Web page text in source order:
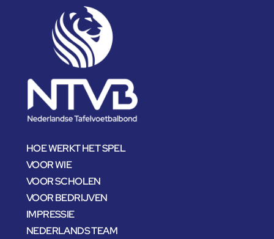
HOE WERKT HET SPEL
VOOR WIE
VOOR SCHOLEN
VOOR BEDRIJVEN
IMPRESSIE
NEDERLANDS TEAM